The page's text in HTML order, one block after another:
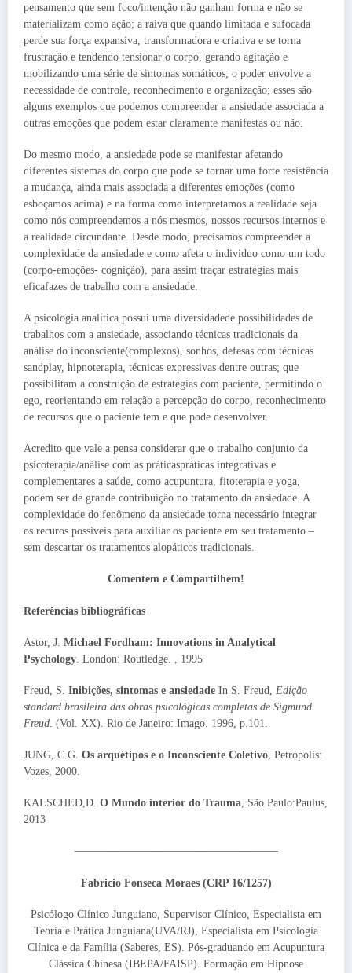
pensamento que sem foco/intenção não ganham forma e não se
materializam como ação; a raiva que quando limitada e sufocada
perde sua força expansiva, transformadora e criativa e se torna
frustração e tendendo tensionar o corpo, gerando agitação e
mobilizando uma série de sintomas somáticos; o poder envolve a
necessidade de controle, reconhecimento e organização; esses são
alguns exemplos que podemos compreender a ansiedade associada a
outras emoções que podem estar claramente manifestas ou não.
Do mesmo modo, a ansiedade pode se manifestar afetando
diferentes sistemas do corpo que pode se tornar uma forte resistência
a mudança, ainda mais associada a diferentes emoções (como
esboçamos acima) e na forma como interpretamos a realidade seja
como nós compreendemos a nós mesmos, nossos recursos internos e
a realidade circundante. Desde modo, precisamos compreender a
complexidade da ansiedade e como afeta o individuo como um todo
(corpo-emoções- cognição), para assim traçar estratégias mais
eficafazes de trabalho com a ansiedade.
A psicologia analítica possui uma diversidadede possibilidades de
trabalhos com a ansiedade, associando técnicas tradicionais da
análise do inconsciente(complexos), sonhos, defesas com técnicas
sandplay, hipnoterapia, técnicas expressivas dentre outras; que
possibilitam a construção de estratégias com paciente, permitindo o
ego, reorientando em relação a percepção do corpo, reconhecimento
de recursos que o paciente tem e que pode desenvolver.
Acredito que vale a pensa considerar que o trabalho conjunto da
psicoterapia/análise com as práticaspráticas integrativas e
complementares a saúde, como acupuntura, fitoterapia e yoga,
podem ser de grande contribuição no tratamento da ansiedade. A
complexidade do fenômeno da ansiedade torna necessário integrar
os recuros possiveis para auxiliar os paciente em seu tratamento –
sem descartar os tratamentos alopáticos tradicionais.
Comentem e Compartilhem!
Referências bibliográficas
Astor, J. Michael Fordham: Innovations in Analytical
Psychology . London: Routledge. , 1995
Freud, S. Inibições, sintomas e ansiedade In S. Freud, Edição
standard brasileira das obras psicológicas completas de Sigmund
Freud . (Vol. XX). Rio de Janeiro: Imago. 1996, p.101.
JUNG, C.G. Os arquétipos e o Inconsciente Coletivo, Petrópolis:
Vozes, 2000.
KALSCHED,D. O Mundo interior do Trauma, São Paulo:Paulus,
2013
——————————————————–
Fabricio Fonseca Moraes (CRP 16/1257)
Psicólogo Clínico Junguiano, Supervisor Clínico, Especialista em
Teoria e Prática Junguiana(UVA/RJ), Especialista em Psicologia
Clínica e da Família (Saberes, ES). Pós-graduando em Acupuntura
Clássica Chinesa (IBEPA/FAISP). Formação em Hipnose